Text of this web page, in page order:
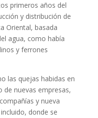
primeros años del
y distribución de
Oriental, basada
agua, como había
y ferrones
las quejas habidas en
de nuevas empresas,
y nueva
donde se